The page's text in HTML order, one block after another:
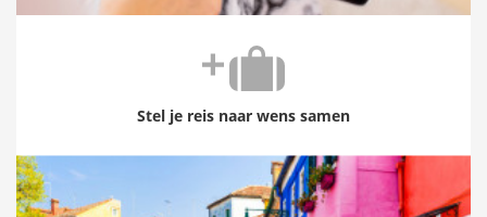
Stel je reis naar wens samen